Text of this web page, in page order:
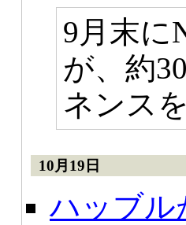
9月末に
が、約
ネンス
10月19日
ハッブル